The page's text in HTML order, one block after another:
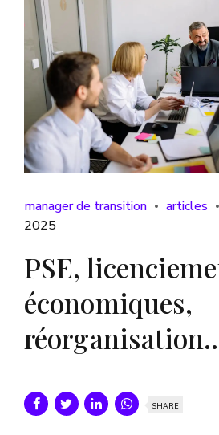
manager de transition articles
2025
PSE,
économiques,
SHARE